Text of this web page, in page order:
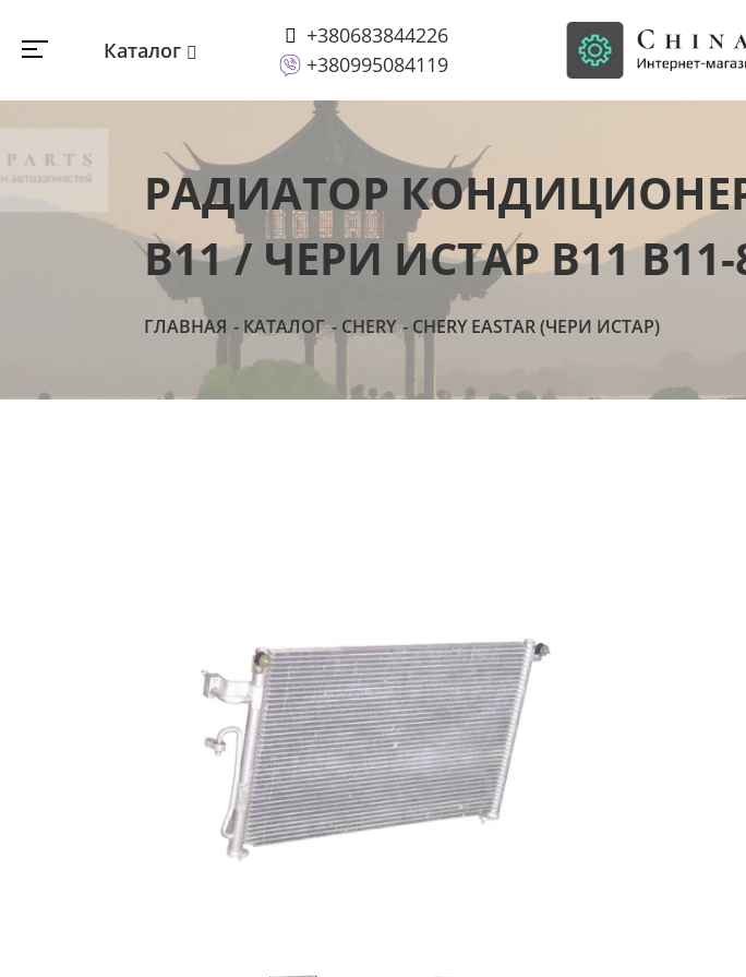
Каталог
+380683844226
+380995084119
РАДИАТОР КОНДИЦИОНЕРА
B11 / ЧЕРИ ИСТАР B11 B11-
ГЛАВНАЯ КАТАЛОГ CHERY CHERY EASTAR (ЧЕРИ ИСТАР)